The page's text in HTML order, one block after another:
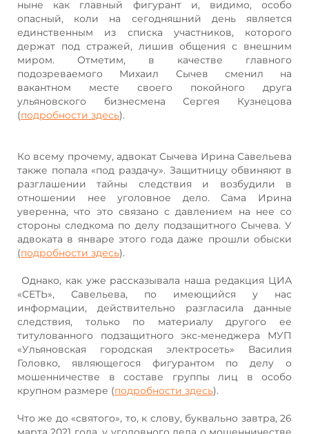
ныне как главный фигурант и, видимо, особо
опасный, коли на сегодняшний день является
единственным из списка участников, которого
держат под стражей, лишив общения с внешним
миром. Отметим, в качестве главного
подозреваемого Михаил Сычев сменил на
вакантном месте своего покойного друга
ульяновского бизнесмена Сергея Кузнецова
(подробности здесь).
Ко всему прочему, адвокат Сычева Ирина Савельева
также попала «под раздачу». Защитницу обвиняют в
разглашении тайны следствия и возбудили в
отношении нее уголовное дело. Сама Ирина
уверенна, что это связано с давлением на нее со
стороны следкома по делу подзащитного Сычева. У
адвоката в январе этого года даже прошли обыски
(подробности здесь).
Однако, как уже рассказывала наша редакция ЦИА
«СЕТЬ», Савельева, по имеющийся у нас
информации, действительно разгласила данные
следствия, только по материалу другого ее
титулованного подзащитного экс-менеджера МУП
«Ульяновская городская электросеть» Василия
Головко, являющегося фигурантом по делу о
мошенничестве в составе группы лиц в особо
крупном размере (подробности здесь).
Что же до «святого», то, к слову, буквально завтра, 26